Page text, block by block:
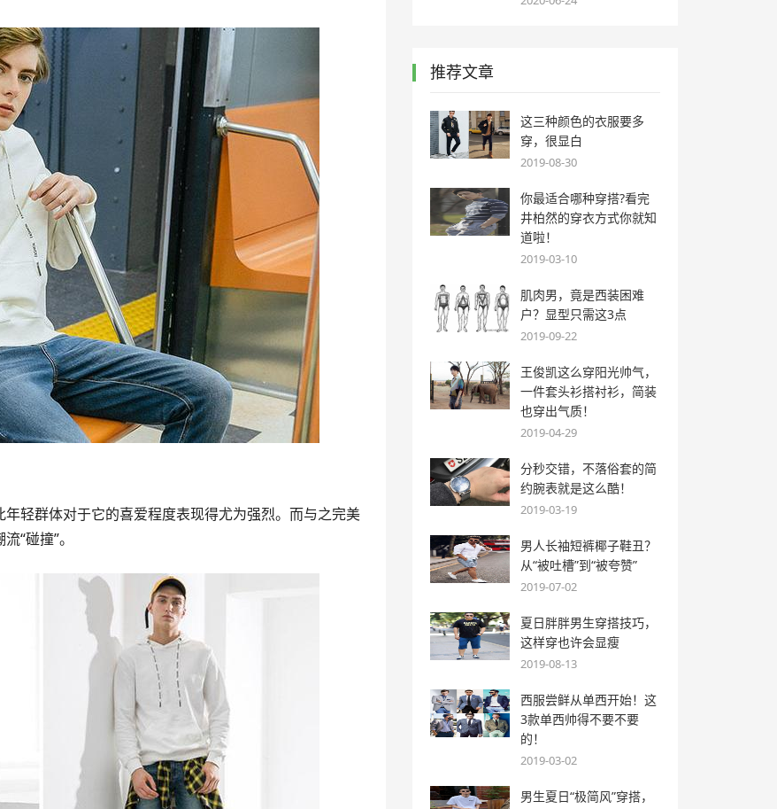
轻群体对于它的喜爱程度表现得尤为强烈。而与之完美
“碰撞”。
推荐文章
这三种颜色的衣服要多
穿，很显白
2019-08-30
你最适合哪种穿搭?看完
井柏然的穿衣方式你就知
道啦！
2019-03-10
肌肉男，竟是西装困难
户？显型只需这3点
2019-09-22
王俊凯这么穿阳光帅气，
一件套头衫搭衬衫，简装
也穿出气质！
2019-04-29
分秒交错，不落俗套的简
约腕表就是这么酷！
2019-03-19
男人长袖短裤椰子鞋丑？
从“被吐槽”到“被夸赞”
2019-07-02
夏日胖胖男生穿搭技巧，
这样穿也许会显瘦
2019-08-13
西服尝鲜从单西开始！这
3款单西帅得不要不要
的！
2019-03-02
男生夏日“极简风”穿搭，